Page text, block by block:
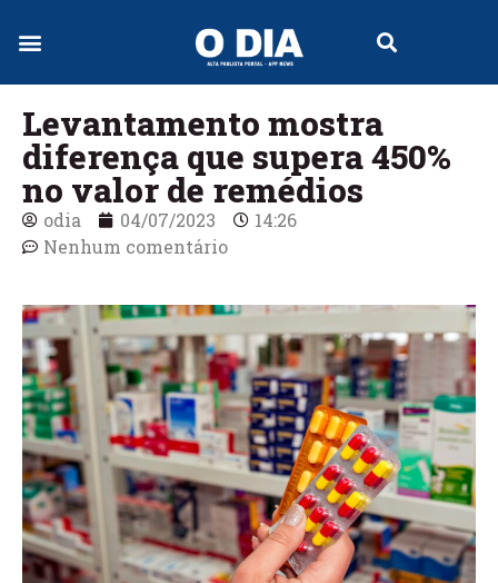
Levantamento mostra
diferença que supera 450%
no valor de remédios
odia 04/07/2023
14:26
Nenhum comentário